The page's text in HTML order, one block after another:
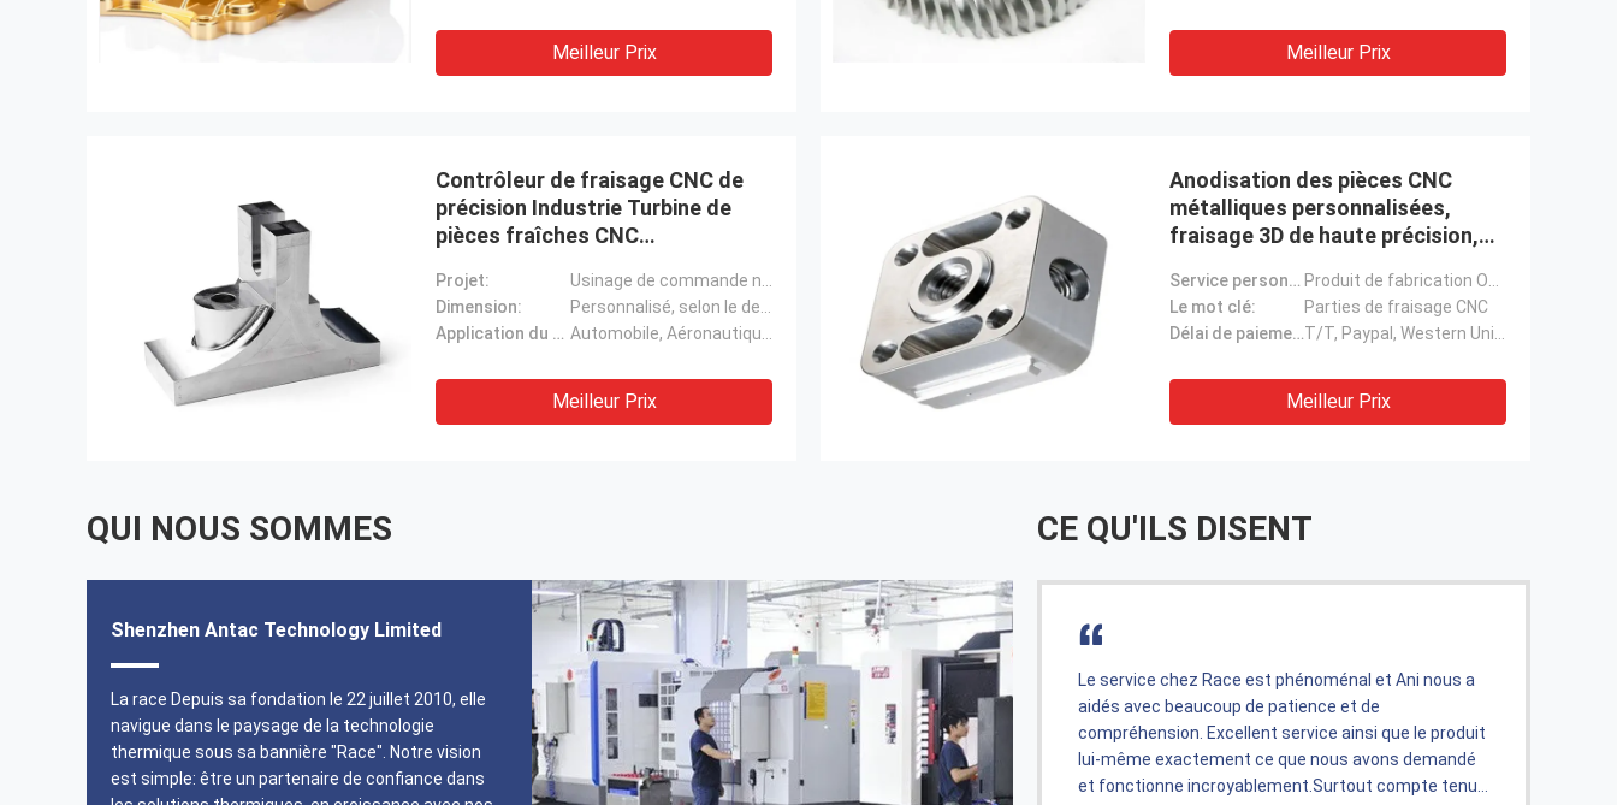
Meilleur Prix Meilleur Prix
Contrôleur de fraisage CNC de
précision Industrie Turbine de
pièces fraîches CNC
Projet:
Usinage de commande numérique par ordinateur de précision d'OEM
Dimension:
Personnalisé, selon le dessin du client
Application du projet:
Automobile, Aéronautique, Médical, Électronique, etc.
Meilleur Prix
Anodisation des pièces CNC
métalliques personnalisées,
fraisage 3D de haute précision,
Service personnalisé:
Produit de fabrication OEM
Le mot clé:
Parties de fraisage CNC
Délai de paiement:
T/T, Paypal, Western Union, L/C
Meilleur Prix
QUI NOUS SOMMES
Shenzhen Antac Technology Limited
La race Depuis sa fondation le 22 juillet 2010, elle
navigue dans le paysage de la technologie
thermique sous sa bannière "Race". Notre vision
est simple: être un partenaire de confiance dans
CE QU'ILS DISENT
commande. La qualité est telle que cité et le délai de
livraison était non seulement très rapide et il a été
fait dans les délais.Le service était absolument de
classe mondiale.Merci beaucoup à Ling de l'équipe de
Le service chez Race est phénoménal et Ani nous a
aidés avec beaucoup de patience et de
compréhension. Excellent service ainsi que le produit
lui-même exactement ce que nous avons demandé
et fonctionne incroyablement.Surtout compte tenu
Bonjour Judy, oui nous avons récupéré le produit et il
a l'air génial! Merci pour votre soutien rapide pour le
faire. Nous vous contacterons prochainement pour
les commandes futures. Je suis Kaushik. Ingénieur à
Bangalore à Orbital Sidekick